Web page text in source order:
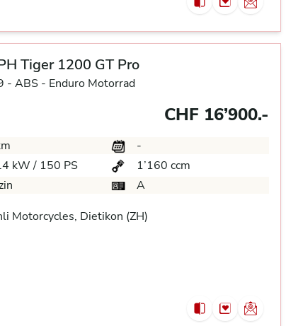
Tiger 1200 GT Pro
- ABS - Enduro Motorrad
CHF 16’900.-
-
kW / 150 PS
1’160 ccm
A
Motorcycles, Dietikon (ZH)